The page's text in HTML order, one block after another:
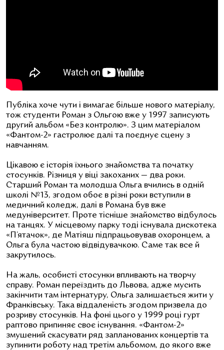
Публіка хоче чути і вимагає більше нового матеріалу,
тож студенти Роман з Ольгою вже у 1997 записують
другий альбом «Без контролю». З цим матеріалом
«Фантом-2» гастролює далі та поєднує сцену з
навчанням.
Цікавою є історія їхнього знайомства та початку
стосунків. Різниця у віці закоханих — два роки.
Старший Роман та молодша Ольга вчились в одній
школі №13, згодом обоє в різні роки вступили в
медичний коледж, далі в Романа був вже
медуніверситет. Проте тісніше знайомство відбулось
на танцях. У місцевому парку тоді існувала дискотека
«П’ятачок», де Матіяш підпрацьовував охоронцем, а
Ольга була частою відвідувачкою. Саме так все й
закрутилось.
На жаль, особисті стосунки впливають на творчу
справу. Роман переїздить до Львова, адже мусить
закінчити там інтернатуру, Ольга залишається жити у
Франківську. Така віддаленість згодом призвела до
розриву стосунків. На фоні цього у 1999 році гурт
раптово припиняє своє існування. «Фантом-2»
змушений скасувати ряд запланованих концертів та
зупинити роботу над третім альбомом, до якого вже